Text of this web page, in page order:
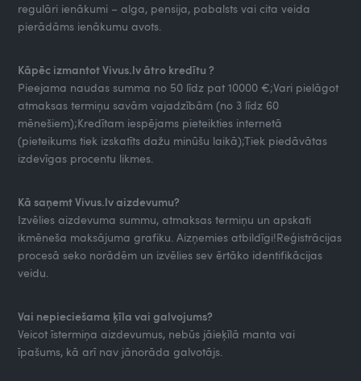
regulāri ienākumi – alga, pensija, pabalsts vai cita veida
pierādāms ienākumu avots.
Kāpēc izmantot Vivus.lv ātro kredītu ?
Pieejama naudas summa no 50 līdz pat 10000 €;Vari pielāgot
atmaksas termiņu savām vajadzībām (no 3 līdz 60
mēnešiem);Kredītam iespējams pieteikties internetā
(pieteikums tiek izskatīts dažu minūšu laikā);Tiek piedāvātas
izdevīgas procentu likmes.
Kā saņemt Vivus.lv aizdevumu?
Izvēlies aizdevuma summu, atmaksas termiņu un apskati
ikmēneša maksājuma grafiku. Aizņemies atbildīgi!Reģistrācijas
procesā seko norādēm un izvēlies sev ērtāko identifikācijas
veidu.
Vai nepieciešama ķīla vai galvojums?
Veicot īstermiņa aizdevumus, nebūs jāieķīlā manta vai
īpašums, kā arī nav jānorāda galvotājs.